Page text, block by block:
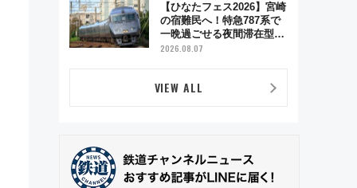
【ひなたフェス2026】宮崎
の宿難民へ！特急787系で
一晩過ごせる夜間滞在型イ
ベント「スワローおひさ
2026.08.07
VIEW ALL